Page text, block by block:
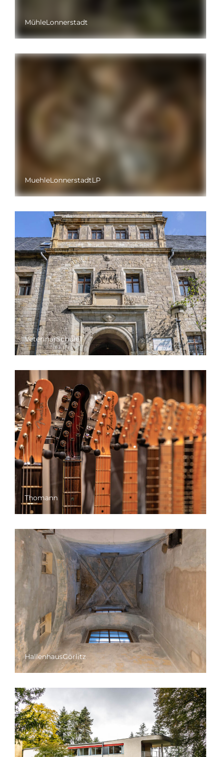
MühleLonnerstadt
MuehleLonnerstadtLP
VeterinärSchule1
Thomann
HallenhausGörlitz